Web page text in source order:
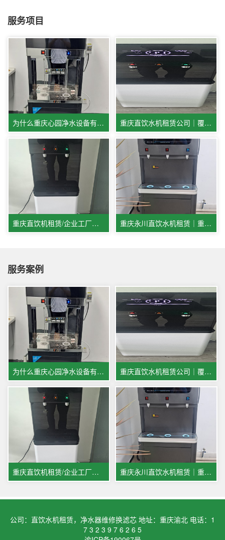
服务项目
为什么重庆心园净水设备有限公司，直饮水机租赁租金会比同行更低？ 重庆直饮水机租赁公司｜覆盖贵阳成都宜宾多城市商用饮水服务
重庆直饮机租赁/企业工厂办公室优选 重庆永川直饮水机租赁｜重庆心园净水：专业全托管，健康好水省心选
服务案例
为什么重庆心园净水设备有限公司，直饮水机租赁租金会比同行更低？ 重庆直饮水机租赁公司｜覆盖贵阳成都宜宾多城市商用饮水服务
重庆直饮机租赁/企业工厂办公室优选 重庆永川直饮水机租赁｜重庆心园净水：专业全托管，健康好水省心选
公司：直饮水机租赁，净水器维修换滤芯 地址：重庆渝北 电话：1
7 3 2 3 9 7 6 2 6 5